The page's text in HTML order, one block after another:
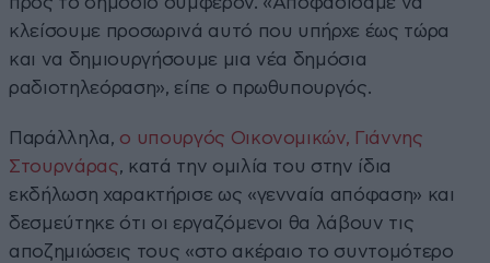
κλείσουμε προσωρινά αυτό που υπήρχε έως τώρα
και να δημιουργήσουμε μια νέα δημόσια
ραδιοτηλεόραση», είπε ο πρωθυπουργός.
Παράλληλα, ο υπουργός Οικονομικών, Γιάννης
Στουρνάρας, κατά την ομιλία του στην ίδια
εκδήλωση χαρακτήρισε ως «γενναία απόφαση» και
δεσμεύτηκε ότι οι εργαζόμενοι θα λάβουν τις
αποζημιώσεις τους «στο ακέραιο το συντομότερο